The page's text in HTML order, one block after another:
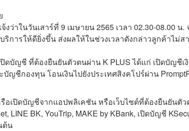
งว่าในวันเสาร์ที่ 9 เมษายน 2565 เวลา 02.30-08.00
การให้ดียิ่งขึ้น ส่งผลให้ในช่วงเวลาดังกล่าวลูกค้าไม่
ดบัญชี ที่ต้องยืนยันตัวตนผ่าน K PLUS ได้แก่ เปิดบัญชี
บัญชีกองทุน โอนเงินไปยังประเทศสิงคโปร์ผ่าน
อเปิดบัญชีจากแอปพลิเคชัน หรือเว็บไซต์ที่ต้องยืนยันตัว
LINE BK, YouTrip, MAKE by KBank, เปิดบัญชี
ต้น